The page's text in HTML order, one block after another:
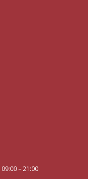
– 21:00